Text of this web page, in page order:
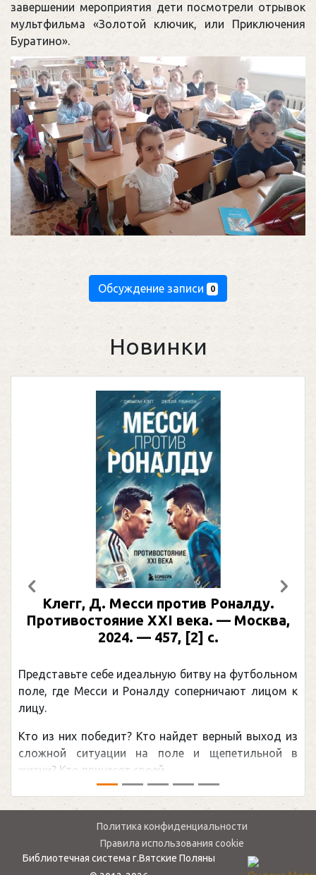
завершении мероприятия дети посмотрели отрывок
мультфильма «Золотой ключик, или Приключения
Буратино».
Обсуждение записи 0
Новинки
Клегг, Д. Месси против Роналду.
Противостояние XXI века. — Москва,
2024. — 457, [2] с.
Представьте себе идеальную битву на футбольном
поле, где Месси и Роналду соперничают лицом к
лицу.
Кто из них победит? Кто найдет верный выход из
сложной ситуации на поле и щепетильной в
жизни? Кто принесет своей ...
Предыдущий
Политика конфиденциальности
Правила использования cookie
Библиотечная система г.Вятские Поляны